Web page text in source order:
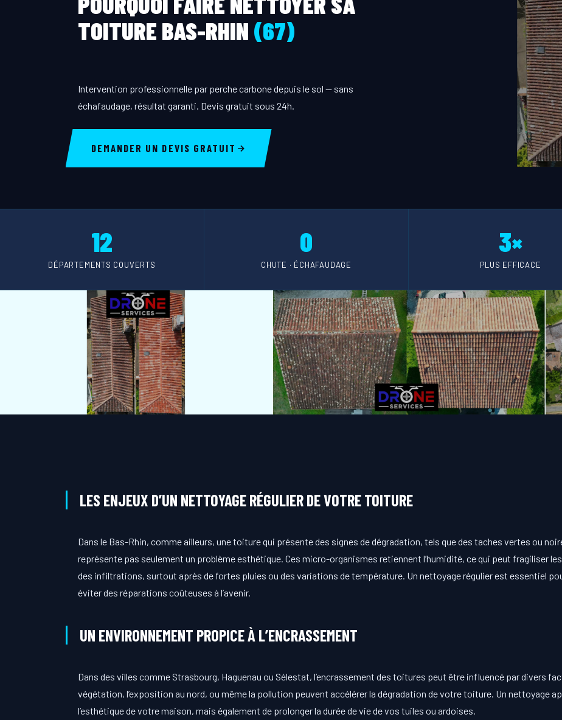
TOITURE BAS-RHIN (67)
Intervention professionnelle par perche carbone depuis le sol — sans
échafaudage, résultat garanti. Devis gratuit sous 24h.
DEMANDER UN DEVIS GRATUIT
12
DÉPARTEMENTS COUVERTS
0
CHUTE · ÉCHAFAUDAGE
3×
PLUS EFFICACE
LES ENJEUX D’UN NETTOYAGE RÉGULIER DE VOTRE TOITURE
Dans le Bas-Rhin, comme ailleurs, une toiture qui présente des signes de dégradation, tels que des taches vertes ou
représente pas seulement un problème esthétique. Ces micro-organismes retiennent l’humidité, ce qui peut fragiliser
des infiltrations, surtout après de fortes pluies ou des variations de température. Un nettoyage régulier est essentiel
éviter des réparations coûteuses à l’avenir.
UN ENVIRONNEMENT PROPICE À L’ENCRASSEMENT
Dans des villes comme Strasbourg, Haguenau ou Sélestat, l’encrassement des toitures peut être influencé par divers
végétation, l’exposition au nord, ou même la pollution peuvent accélérer la dégradation de votre toiture. Un nettoyage
l’esthétique de votre maison, mais également de prolonger la durée de vie de vos tuiles ou ardoises.